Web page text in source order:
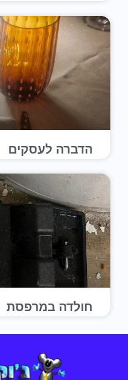
הדברה לעסקים
חולדה במרפסת